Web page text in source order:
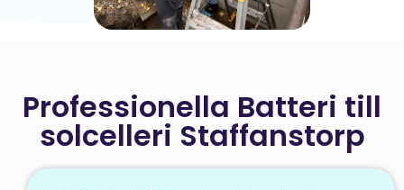
Professionella Batteri till
solcelleri Staffanstorp